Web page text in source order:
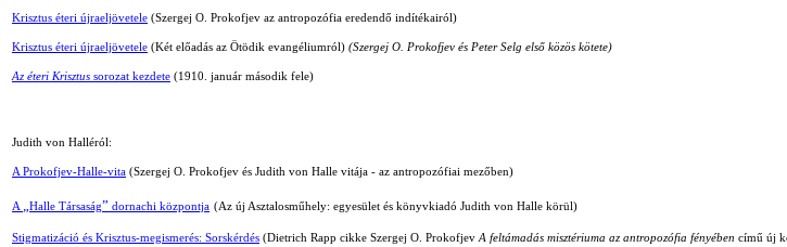
Krisztus éteri újraeljövetele (Szergej O. Prokofjev az antropozófia eredendő indítékairól)
Krisztus éteri újraeljövetele (Két előadás az Ötödik evangéliumról) (Szergej O. Prokofjev és Peter Selg első közös kötete)
Az éteri Krisztus sorozat kezdete (1910. január második fele)
Judith von Halléról:
A Prokofjev-Halle-vita (Szergej O. Prokofjev és Judith von Halle vitája - az antropozófiai mezőben)
A „Halle Társaság” dornachi központja (Az új Asztalosműhely: egyesület és könyvkiadó Judith von Halle körül)
Stigmatizáció és Krisztus-megismerés: Sorskérdés (Dietrich Rapp cikke Szergej O. Prokofjev A feltámadás misztériuma az antropozófia fényében című új